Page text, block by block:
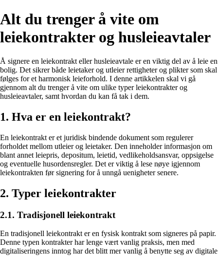
Alt du trenger å vite om
leiekontrakter og husleieavtaler
Å signere en leiekontrakt eller husleieavtale er en viktig del av å leie en
bolig. Det sikrer både leietaker og utleier rettigheter og plikter som skal
følges for et harmonisk leieforhold. I denne artikkelen skal vi gå
gjennom alt du trenger å vite om ulike typer leiekontrakter og
husleieavtaler, samt hvordan du kan få tak i dem.
1. Hva er en leiekontrakt?
En leiekontrakt er et juridisk bindende dokument som regulerer
forholdet mellom utleier og leietaker. Den inneholder informasjon om
blant annet leiepris, depositum, leietid, vedlikeholdsansvar, oppsigelse
og eventuelle husordensregler. Det er viktig å lese nøye igjennom
leiekontrakten før signering for å unngå uenigheter senere.
2. Typer leiekontrakter
2.1. Tradisjonell leiekontrakt
En tradisjonell leiekontrakt er en fysisk kontrakt som signeres på papir.
Denne typen kontrakter har lenge vært vanlig praksis, men med
digitaliseringens inntog har det blitt mer vanlig å benytte seg av digitale